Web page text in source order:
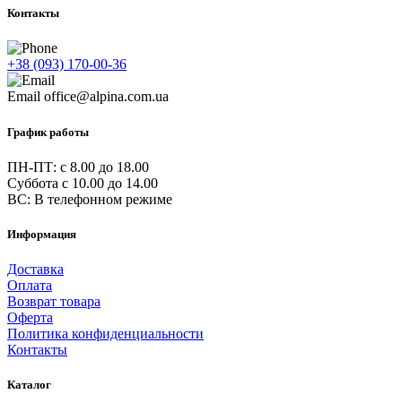
Контакты
+38 (093) 170-00-36
Email office@alpina.com.ua
График работы
ПН-ПТ: c 8.00 до 18.00
Суббота с 10.00 до 14.00
ВС: В телефонном режиме
Информация
Доставка
Оплата
Возврат товара
Оферта
Политика конфиденциальности
Контакты
Каталог